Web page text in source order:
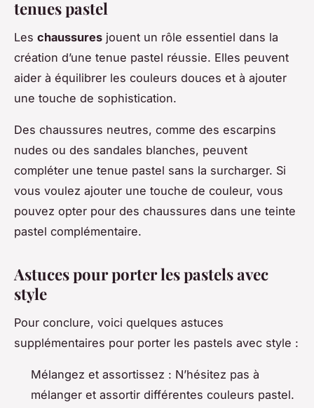
tenues pastel
Les chaussures jouent un rôle essentiel dans la
création d’une tenue pastel réussie. Elles peuvent
aider à équilibrer les couleurs douces et à ajouter
une touche de sophistication.
Des chaussures neutres, comme des escarpins
nudes ou des sandales blanches, peuvent
compléter une tenue pastel sans la surcharger. Si
vous voulez ajouter une touche de couleur, vous
pouvez opter pour des chaussures dans une teinte
pastel complémentaire.
Astuces pour porter les pastels avec
style
Pour conclure, voici quelques astuces
supplémentaires pour porter les pastels avec style :
Mélangez et assortissez : N’hésitez pas à
mélanger et assortir différentes couleurs pastel.